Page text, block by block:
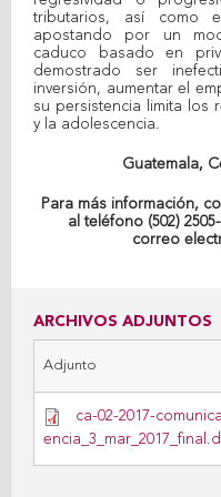
tributarios, así como
apostando por un
caduco basado en
demostrado ser
inversión, aumentar el
su persistencia limita los
y la adolescencia.
Guatemala,
Para más información,
al teléfono (502)
correo
ARCHIVOS ADJUNTOS
Adjunto
ca-02-2017-